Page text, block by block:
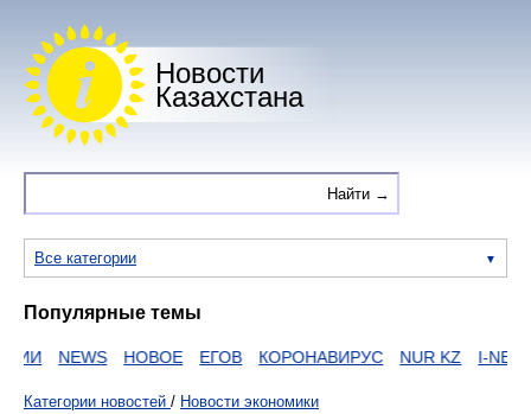
Новости
Казахстана
Все категории
Популярные темы
NEWS НОВОЕ ЕГОВ КОРОНАВИРУС NUR KZ I-NEWS
Категории новостей / Новости экономики